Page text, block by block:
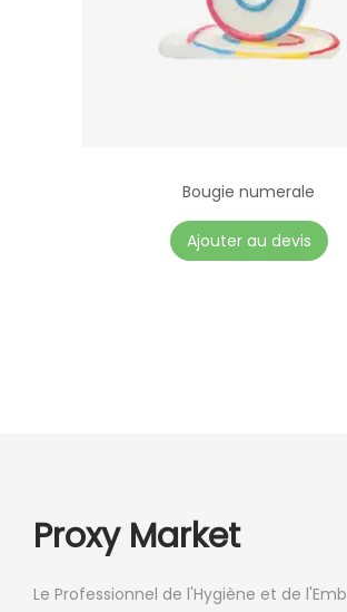
Bougie numerale
Ajouter au devis
Proxy Market
Le Professionnel de l'Hygiène et de